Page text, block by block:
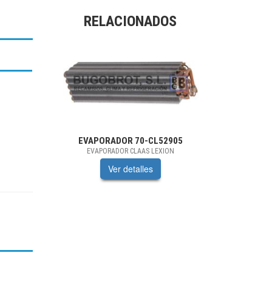
RELACIONADOS
EVAPORADOR 70-CL52905
EVAPORADOR CLAAS LEXION
Ver detalles